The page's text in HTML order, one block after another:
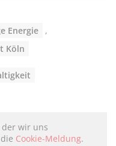
Energie
,
Köln
wir uns
Cookie-Meldung.